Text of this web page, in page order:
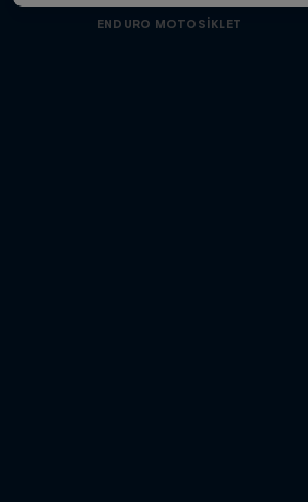
ENDURO MOTOSIKLET